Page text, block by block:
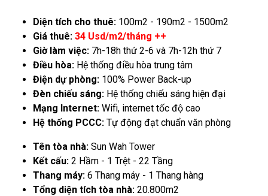
Diện tích cho thuê: 100m2 - 190m2 - 1500m2
Giá thuê: 34 Usd/m2/tháng ++
Giờ làm việc: 7h-18h thứ 2-6 và 7h-12h thứ 7
Điều hòa: Hệ thống điều hòa trung tâm
Điện dự phòng: 100% Power Back-up
Đèn chiếu sáng: Hệ thống chiếu sáng hiện đại
Mạng Internet: Wifi, internet tốc độ cao
Hệ thống PCCC: Tự động đạt chuẩn văn phòng
Tên tòa nhà: Sun Wah Tower
Kết cấu: 2 Hầm - 1 Trệt - 22 Tầng
Thang máy: 6 Thang máy - 1 Thang hàng
Tổng diện tích tòa nhà: 20.800m2